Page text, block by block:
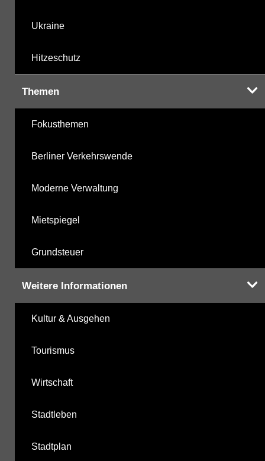
Ukraine
Hitzeschutz
Themen
Fokusthemen
Berliner Verkehrswende
Moderne Verwaltung
Mietspiegel
Grundsteuer
Weitere Informationen
Kultur & Ausgehen
Tourismus
Wirtschaft
Stadtleben
Stadtplan